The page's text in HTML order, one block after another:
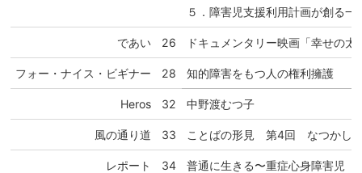
５．障害児支援利用計画が創る一
であい 26 ドキュメンタリー映画「幸せの
フォー・ナイス・ビギナー 28 知的障害をもつ人の権利擁護
Heros 32 中野渡むつ子
風の通り道 33 ことばの形見 第4回 なつかし
レポート 34 普通に生きる〜重症心身障害児